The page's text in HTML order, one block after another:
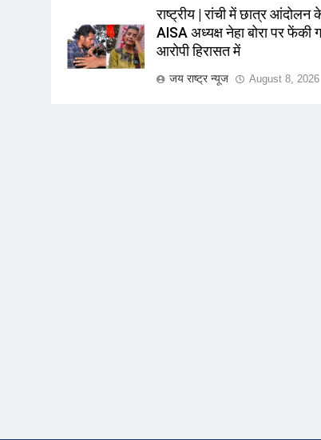
राष्ट्रीय | रांची में छात्र आंदोलन
AISA अध्यक्ष नेहा बोरा पर फेंकी
आरोपी हिरासत में
जय राष्ट्र न्यूज August 8, 2026